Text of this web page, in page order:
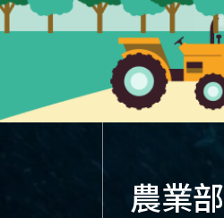
農業部